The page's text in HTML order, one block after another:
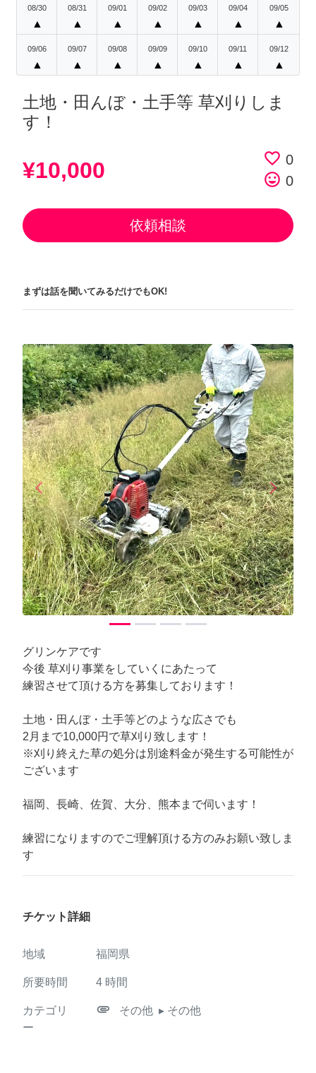
08/30
▲
08/31
▲
09/01
▲
09/02
▲
09/03
▲
09/04
▲
09/05
▲
09/06
▲
09/07
▲
09/08
▲
09/09
▲
09/10
▲
09/11
▲
09/12
▲
土地・田んぼ・土手等 草刈りしま
す！
¥10,000 favorite_border 0
tag_faces 0
依頼相談
まずは話を聞いてみるだけでもOK!
arrow_back_iosPrevious arrow_forward_iosNext
グリンケアです
今後 草刈り事業をしていくにあたって
練習させて頂ける方を募集しております！
土地・田んぼ・土手等どのような広さでも
2月まで10,000円で草刈り致します！
※刈り終えた草の処分は別途料金が発生する可能性が
ございます
福岡、長崎、佐賀、大分、熊本まで伺います！
練習になりますのでご理解頂ける方のみお願い致しま
す
チケット詳細
地域 福岡県
所要時間 4 時間
カテゴリ
ー
attachment その他 ▸ その他